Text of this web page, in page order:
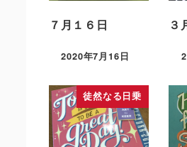
７月１６日
2020年7月16日
３
徒然なる日乗